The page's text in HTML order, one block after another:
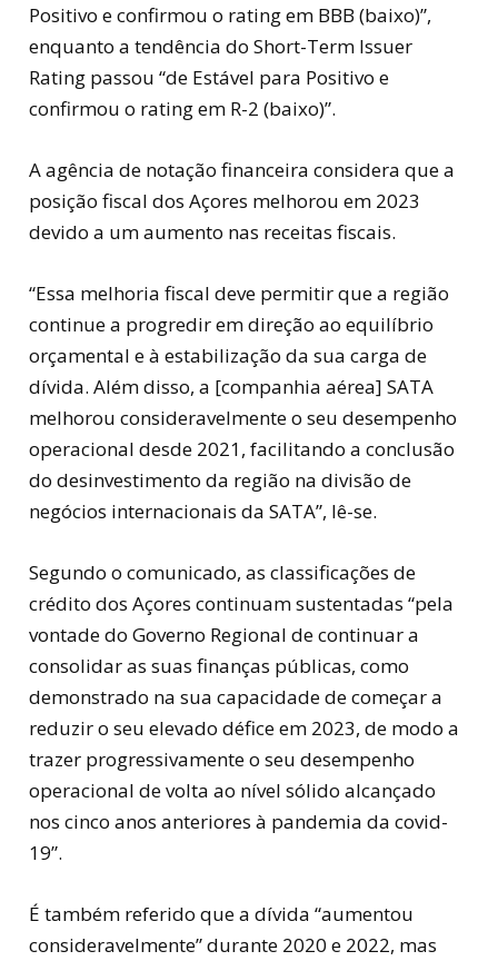
Positivo e confirmou o rating em BBB (baixo)”,
enquanto a tendência do Short-Term Issuer
Rating passou “de Estável para Positivo e
confirmou o rating em R-2 (baixo)”.
A agência de notação financeira considera que a
posição fiscal dos Açores melhorou em 2023
devido a um aumento nas receitas fiscais.
“Essa melhoria fiscal deve permitir que a região
continue a progredir em direção ao equilíbrio
orçamental e à estabilização da sua carga de
dívida. Além disso, a [companhia aérea] SATA
melhorou consideravelmente o seu desempenho
operacional desde 2021, facilitando a conclusão
do desinvestimento da região na divisão de
negócios internacionais da SATA”, lê-se.
Segundo o comunicado, as classificações de
crédito dos Açores continuam sustentadas “pela
vontade do Governo Regional de continuar a
consolidar as suas finanças públicas, como
demonstrado na sua capacidade de começar a
reduzir o seu elevado défice em 2023, de modo a
trazer progressivamente o seu desempenho
operacional de volta ao nível sólido alcançado
nos cinco anos anteriores à pandemia da covid-
19”.
É também referido que a dívida “aumentou
consideravelmente” durante 2020 e 2022, mas